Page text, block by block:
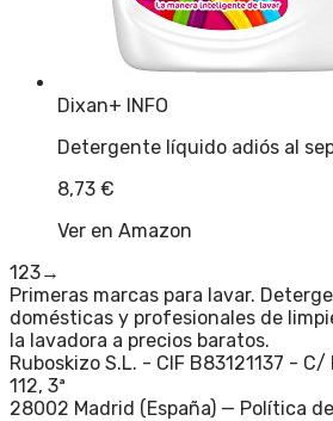
Dixan+ INFO
Detergente líquido adiós al
8,73 €
Ver en Amazon
123→
Primeras marcas para lavar.
domésticas y profesionales de
la lavadora a precios baratos.
Ruboskizo S.L. - CIF B83121137 -
112, 3ª
28002 Madrid (España) — Política